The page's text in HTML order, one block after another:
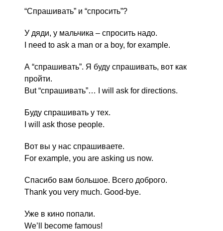
“Спрашивать” и “спросить”?
У дяди, у мальчика – спросить надо.
I need to ask a man or a boy, for example.
А “спрашивать”. Я буду спрашивать, вот как
пройти.
But “спрашивать”… I will ask for directions.
Буду спрашивать у тех.
I will ask those people.
Вот вы у нас спрашиваете.
For example, you are asking us now.
Спасибо вам большое. Всего доброго.
Thank you very much. Good-bye.
Уже в кино попали.
We’ll become famous!